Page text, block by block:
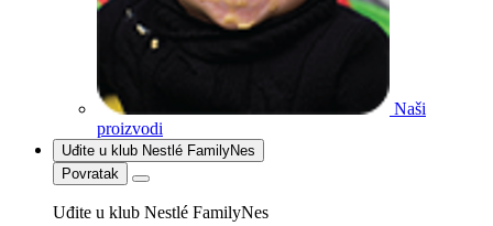
Naši
proizvodi
Uđite u klub Nestlé FamilyNes
Povratak
Uđite u klub Nestlé FamilyNes